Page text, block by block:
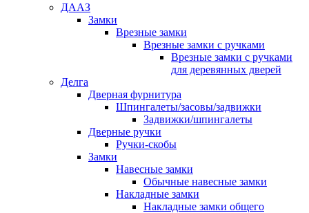
ДААЗ
Замки
Врезные замки
Врезные замки с ручками
Врезные замки с ручками
для деревянных дверей
Делга
Дверная фурнитура
Шпингалеты/засовы/задвижки
Задвижки/шпингалеты
Дверные ручки
Ручки-скобы
Замки
Навесные замки
Обычные навесные замки
Накладные замки
Накладные замки общего